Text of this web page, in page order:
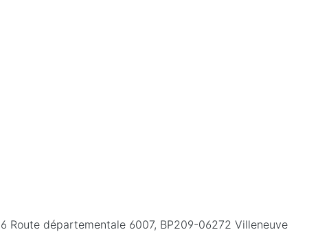
Route départementale 6007, BP209-06272 Villeneuve